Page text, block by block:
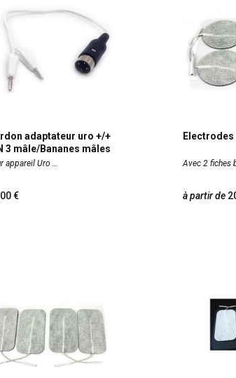
adaptateur uro +/+
3 mâle/Bananes mâles
appareil Uro
Electrodes
Avec 2 fiches
à partir de